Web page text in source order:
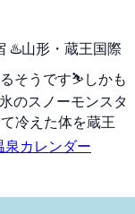
♨️山形・蔵王国際
そうです⛷️しかも
のスノーモンスタ
冷えた体を蔵王
泉カレンダー